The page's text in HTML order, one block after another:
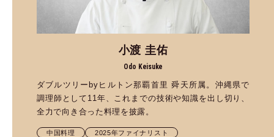
小渡 圭佑
Odo Keisuke
ダブルツリーbyヒルトン那覇首里 舜天所属。沖縄県で
調理師として11年、これまでの技術や知識を出し切り、
全力で向き合った料理を披露。
中国料理 2025年ファイナリスト